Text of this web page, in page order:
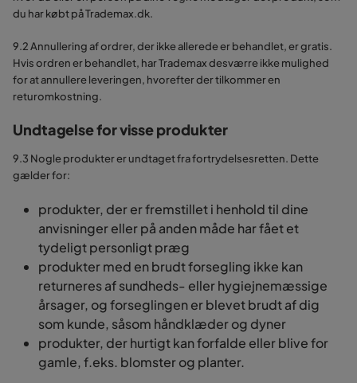
du har købt på Trademax.dk.
9.2 Annullering af ordrer, der ikke allerede er behandlet, er gratis.
Hvis ordren er behandlet, har Trademax desværre ikke mulighed
for at annullere leveringen, hvorefter der tilkommer en
returomkostning.
Undtagelse for visse produkter
9.3 Nogle produkter er undtaget fra fortrydelsesretten. Dette
gælder for:
produkter, der er fremstillet i henhold til dine
anvisninger eller på anden måde har fået et
tydeligt personligt præg
produkter med en brudt forsegling ikke kan
returneres af sundheds- eller hygiejnemæssige
årsager, og forseglingen er blevet brudt af dig
som kunde, såsom håndklæder og dyner
produkter, der hurtigt kan forfalde eller blive for
gamle, f.eks. blomster og planter.